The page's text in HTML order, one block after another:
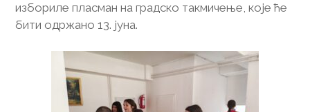
избориле пласман на градско такмичење, које ће
бити одржано 13. јуна.